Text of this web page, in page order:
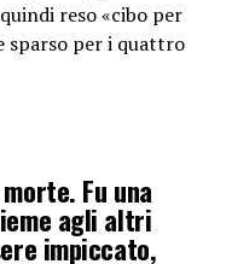
reso «cibo per
sparso per i quattro
Fu una
agli altri
impiccato,